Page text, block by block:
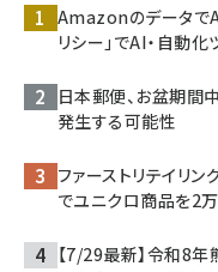
Amazonのデータで
リシー」でAI・自動
日本郵便、お盆期間
発生する可能性
ファーストリテイリ
でユニクロ商品を2
【7/29最新】令和8年